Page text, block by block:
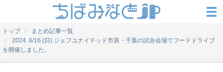
トップ
まとめ記事一覧
2024. 6/16 (日) ジェフユナイテッド市原・千葉の試合会場でフードドライブ
を開催しました。